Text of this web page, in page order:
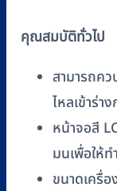
Hawkmed
HK-
400
ชิ้น
คุณสมบัติทั่วไป
สามารถค
ไหลเข้าร่า
หน้าจอสี
มนเพื่อให้ท
ขนาดเครื่